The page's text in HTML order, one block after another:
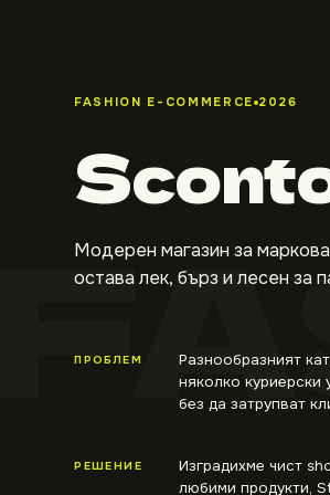
FASHION E-COMMERCE 2026
Модерен магазин за
остава лек, бърз и лесен за
ПРОБЛЕМ
Разнообразният
няколко куриерски
без да затрупват
РЕШЕНИЕ
Изградихме чист
любими продукти,